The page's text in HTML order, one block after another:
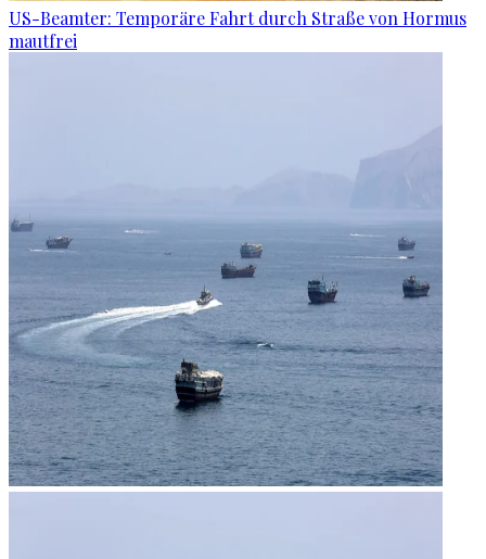
US-Beamter: Temporäre Fahrt durch Straße von Hormus
mautfrei